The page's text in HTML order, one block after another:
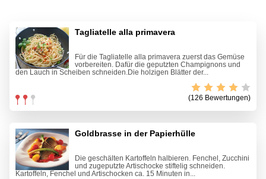
Tagliatelle alla primavera
Für die Tagliatelle alla primavera zuerst das Gemüse
vorbereiten. Dafür die geputzten Champignons und
den Lauch in Scheiben schneiden.Die holzigen Blätter der...
(126 Bewertungen)
Goldbrasse in der Papierhülle
Die geschälten Kartoffeln halbieren. Fenchel, Zucchini
und zugeputzte Artischocke stiftelig schneiden.
Kartoffeln, Fenchel und Artischocken ca. 15 Minuten in...